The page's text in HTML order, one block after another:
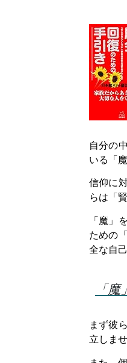
自分の
いる「
信仰に
らは「
「魔」
ための
全な自
「
まず彼
立しませ